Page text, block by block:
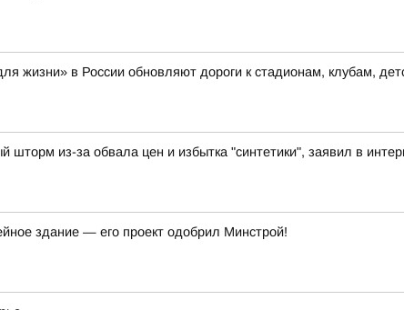
жизни» в России обновляют дороги к стадионам, клубам,
шторм из-за обвала цен и избытка "синтетики", заявил в
здание — его проект одобрил Минстрой!